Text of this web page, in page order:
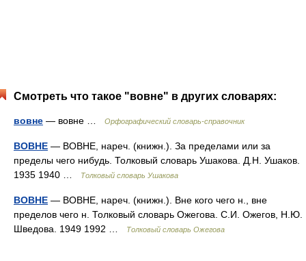
Смотреть что такое "вовне" в других словарях:
вовне — вовне … Орфографический словарь-справочник
ВОВНЕ — ВОВНЕ, нареч. (книжн.). За пределами или за
пределы чего нибудь. Толковый словарь Ушакова. Д.Н. Ушаков.
1935 1940 …
Толковый словарь Ушакова
ВОВНЕ — ВОВНЕ, нареч. (книжн.). Вне кого чего н., вне
пределов чего н. Толковый словарь Ожегова. С.И. Ожегов, Н.Ю.
Шведова. 1949 1992 …
Толковый словарь Ожегова